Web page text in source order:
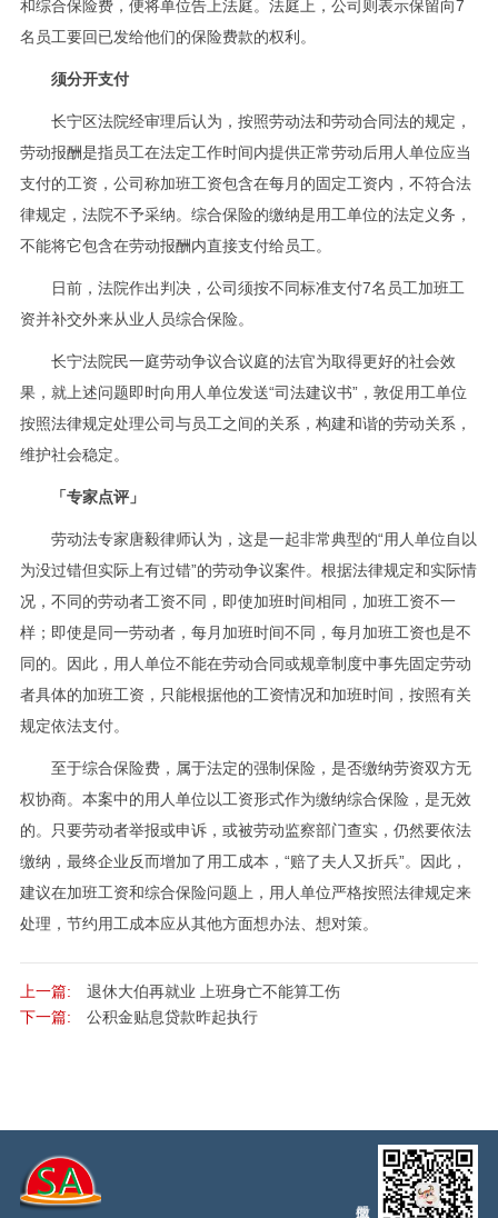
和综合保险费，便将单位告上法庭。法庭上，公司则表示保留向7
名员工要回已发给他们的保险费款的权利。
须分开支付
长宁区法院经审理后认为，按照劳动法和劳动合同法的规定，
劳动报酬是指员工在法定工作时间内提供正常劳动后用人单位应当
支付的工资，公司称加班工资包含在每月的固定工资内，不符合法
律规定，法院不予采纳。综合保险的缴纳是用工单位的法定义务，
不能将它包含在劳动报酬内直接支付给员工。
日前，法院作出判决，公司须按不同标准支付7名员工加班工
资并补交外来从业人员综合保险。
长宁法院民一庭劳动争议合议庭的法官为取得更好的社会效
果，就上述问题即时向用人单位发送“司法建议书”，敦促用工单位
按照法律规定处理公司与员工之间的关系，构建和谐的劳动关系，
维护社会稳定。
「专家点评」
劳动法专家唐毅律师认为，这是一起非常典型的“用人单位自以
为没过错但实际上有过错”的劳动争议案件。根据法律规定和实际情
况，不同的劳动者工资不同，即使加班时间相同，加班工资不一
样；即使是同一劳动者，每月加班时间不同，每月加班工资也是不
同的。因此，用人单位不能在劳动合同或规章制度中事先固定劳动
者具体的加班工资，只能根据他的工资情况和加班时间，按照有关
规定依法支付。
至于综合保险费，属于法定的强制保险，是否缴纳劳资双方无
权协商。本案中的用人单位以工资形式作为缴纳综合保险，是无效
的。只要劳动者举报或申诉，或被劳动监察部门查实，仍然要依法
缴纳，最终企业反而增加了用工成本，“赔了夫人又折兵”。因此，
建议在加班工资和综合保险问题上，用人单位严格按照法律规定来
处理，节约用工成本应从其他方面想办法、想对策。
上一篇:
退休大伯再就业 上班身亡不能算工伤
下一篇:
公积金贴息贷款昨起执行